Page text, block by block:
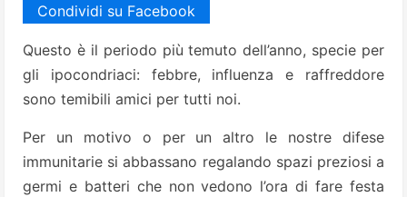
Condividi su Facebook
Questo è il periodo più temuto dell’anno, specie per
gli ipocondriaci: febbre, influenza e raffreddore
sono temibili amici per tutti noi.
Per un motivo o per un altro le nostre difese
immunitarie si abbassano regalando spazi preziosi a
germi e batteri che non vedono l’ora di fare festa